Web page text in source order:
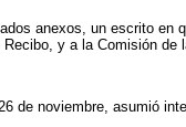
anexos, un escrito
y a la Comisión de
de noviembre, asumió